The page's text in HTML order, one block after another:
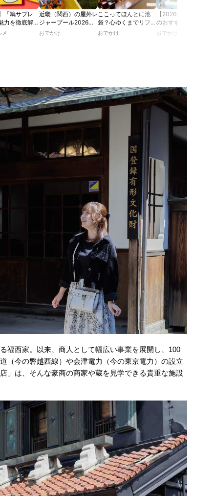
「鳩サブレ
力を徹底解
商品から限
メ
近畿（関西）の屋外レ
ジャープール2026！
ウォータースライダー
おでかけ
ここってほんとに池
袋？心ゆくまでリフレ
ッシュできる池袋・街
おでかけ
【2026年最新】関東
のおすすめの屋内プー
ル人気10選
おでかけ
福西家。以来、商人として幅広い事業を展開し、100
（今の磐越西線）や会津電力（今の東京電力）の設立
」は、そんな豪商の商家や蔵を見学できる貴重な施設